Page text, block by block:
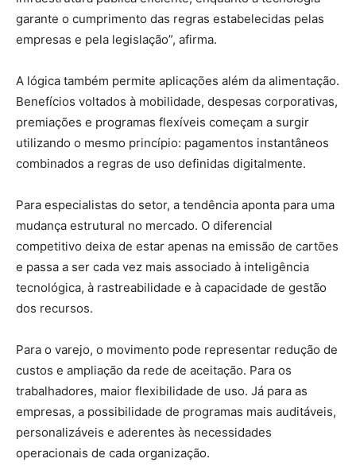
garante o cumprimento das regras estabelecidas pelas
empresas e pela legislação”, afirma.
A lógica também permite aplicações além da alimentação.
Benefícios voltados à mobilidade, despesas corporativas,
premiações e programas flexíveis começam a surgir
utilizando o mesmo princípio: pagamentos instantâneos
combinados a regras de uso definidas digitalmente.
Para especialistas do setor, a tendência aponta para uma
mudança estrutural no mercado. O diferencial
competitivo deixa de estar apenas na emissão de cartões
e passa a ser cada vez mais associado à inteligência
tecnológica, à rastreabilidade e à capacidade de gestão
dos recursos.
Para o varejo, o movimento pode representar redução de
custos e ampliação da rede de aceitação. Para os
trabalhadores, maior flexibilidade de uso. Já para as
empresas, a possibilidade de programas mais auditáveis,
personalizáveis e aderentes às necessidades
operacionais de cada organização.